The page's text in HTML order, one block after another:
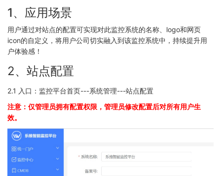
1、应用场景
用户通过对站点的配置可实现对此监控系统的名称、logo和网页
icon的自定义，将用户公司切实融入到该监控系统中，持续提升用
户体验感！
2、站点配置
2.1 入口：监控平台首页---系统管理---站点配置
注意：仅管理员拥有配置权限，管理员修改配置后对所有用户生
效。